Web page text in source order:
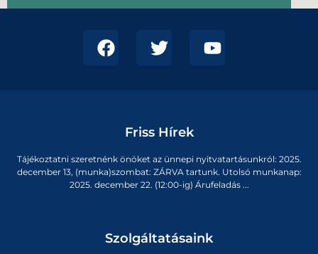
Friss Hírek
Tájékoztatni szeretnénk önöket az ünnepi nyitvatartásunkról: 2025.
december 13, (munka)szombat: ZÁRVA tartunk. Utolsó munkanap:
2025. december 22. (12:00-ig) Árufeladás ...
Szolgáltatásaink